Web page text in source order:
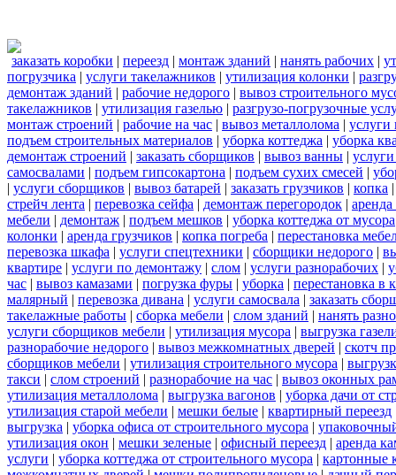
заказать коробки | переезд | монтаж зданий | нанять рабочих |
погрузчика | услуги такелажников | утилизация колонки |
демонтаж зданий | рабочие недорого | вывоз строительного
такелажников | утилизация газелью | разгрузо-погрузочные
монтаж строений | рабочие на час | вывоз металлолома | услуги
подъем строительных материалов | уборка коттеджа | уборка
демонтаж строений | заказать сборщиков | вывоз ванны |
самосвалами | подъем гипсокартона | подъем сухих смесей |
| услуги сборщиков | вывоз батарей | заказать грузчиков | копка
стрейч лента | перевозка сейфа | демонтаж перегородок |
мебели | демонтаж | подъем мешков | уборка коттеджа от мусора
колонки | аренда грузчиков | копка погреба | перестановка
перевозка шкафа | услуги спецтехники | сборщики недорого |
квартире | услуги по демонтажу | слом | услуги разнорабочих |
час | вывоз камазами | погрузка фуры | уборка | перестановка в
малярный | перевозка дивана | услуги самосвала | заказать
такелажные работы | сборка мебели | слом зданий | нанять
услуги сборщиков мебели | утилизация мусора | выгрузка
разнорабочие недорого | вывоз межкомнатных дверей | скотч
сборщиков мебели | утилизация строительного мусора |
такси | слом строений | разнорабочие на час | вывоз оконных
утилизация металлолома | выгрузка вагонов | уборка дачи от
утилизация старой мебели | мешки белые | квартирный переезд
выгрузка | уборка офиса от строительного мусора |
утилизация окон | мешки зеленые | офисный переезд | аренда
услуги | уборка коттеджа от строительного мусора | картонные